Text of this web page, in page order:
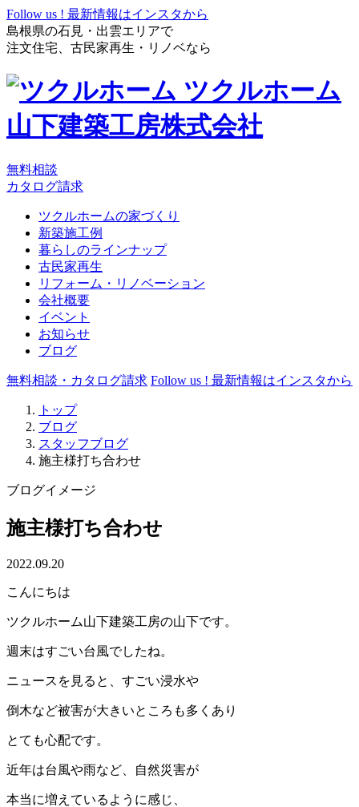
Follow us ! 最新情報はインスタから
島根県の石見・出雲エリアで
注文住宅、古民家再生・リノベなら
ツクルホーム
山下建築工房株式会社
無料相談
カタログ請求
ツクルホームの家づくり
新築施工例
暮らしのラインナップ
古民家再生
リフォーム・リノベーション
会社概要
イベント
お知らせ
ブログ
無料相談・カタログ請求 Follow us ! 最新情報はインスタから
トップ
ブログ
スタッフブログ
施主様打ち合わせ
ブログイメージ
施主様打ち合わせ
2022.09.20
こんにちは
ツクルホーム山下建築工房の山下です。
週末はすごい台風でしたね。
ニュースを見ると、すごい浸水や
倒木など被害が大きいところも多くあり
とても心配です。
近年は台風や雨など、自然災害が
本当に増えているように感じ、